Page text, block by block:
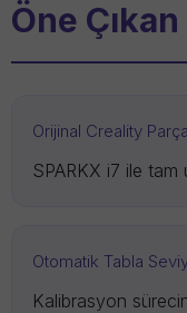
Öne
Orijinal Creality
SPARKX i7 ile tam
Otomatik Tabla
Kalibrasyon